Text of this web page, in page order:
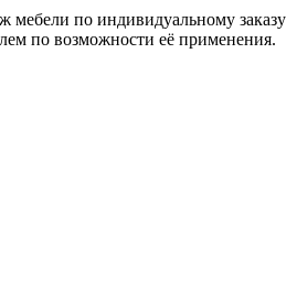
мебели по индивидуальному заказу
по возможности её применения.